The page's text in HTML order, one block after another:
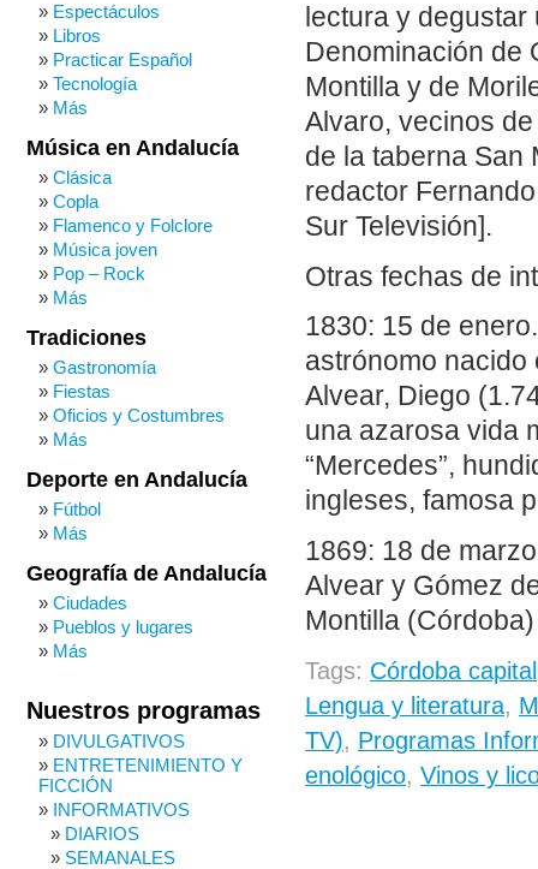
lectura y
Denominación de
Montilla y de
Alvaro, vecinos
de la taberna San
redactor
Sur Televisión].
Otras fechas de
1830: 15 de
astrónomo
Alvear, Diego
una azarosa vida
“Mercedes”,
ingleses, famosa
1869: 18 de
Alvear y Gómez
Montilla
Tags: Córdoba capital
Lengua y literatura,
TV), Programas
enológico, Vinos y
Espectáculos
Libros
Practicar Español
Tecnología
Más
Música en Andalucía
Clásica
Copla
Flamenco y Folclore
Música joven
Pop – Rock
Más
Tradiciones
Gastronomía
Fiestas
Oficios y Costumbres
Más
Deporte en Andalucía
Fútbol
Más
Geografía de Andalucía
Ciudades
Pueblos y lugares
Más
Nuestros programas
DIVULGATIVOS
ENTRETENIMIENTO Y
FICCIÓN
INFORMATIVOS
DIARIOS
SEMANALES